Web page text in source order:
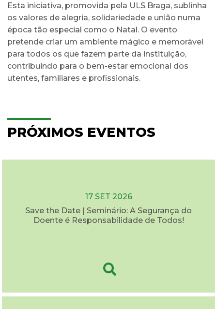
Esta iniciativa, promovida pela ULS Braga, sublinha
os valores de alegria, solidariedade e união numa
época tão especial como o Natal. O evento
pretende criar um ambiente mágico e memorável
para todos os que fazem parte da instituição,
contribuindo para o bem-estar emocional dos
utentes, familiares e profissionais.
PRÓXIMOS EVENTOS
17 SET 2026
Save the Date | Seminário: A Segurança do
Doente é Responsabilidade de Todos!